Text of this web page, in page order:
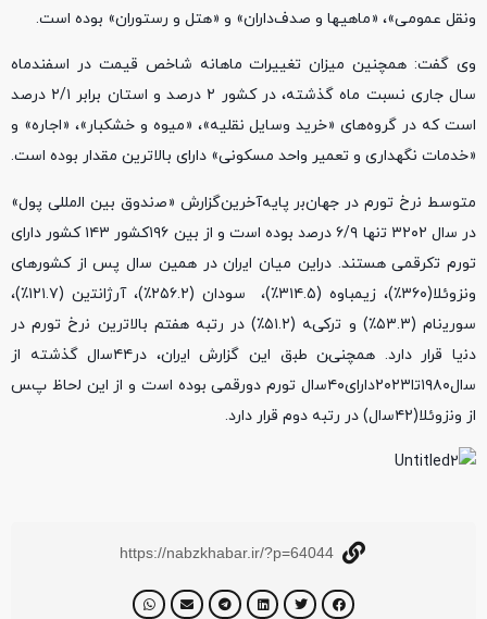
ونقل عمومی»، «ماهی‎ها و صدف‌داران» و «هتل و رستوران» بوده است.
سال جاری نسبت ماه گذشته، در کشور ۲ درصد و استان برابر ۲/۱ درصد
است که در گروه‌های «خرید وسایل نقلیه»، «میوه و خشکبار»، «اجاره» و
«خدمات نگهداری و تعمیر واحد مسکونی» دارای بالاترین مقدار بوده است.
متوﺳﻂ ﻧرخ ﺗﻮرم در جهانﺑر پاﯾﻪآخرﯾﻦگزارش «ﺻندوق بین اﻟمللی پول»
در ﺳال ۳۲۰۲ ﺗنها ۶/۹ درﺻد ﺑﻮده اﺳت و از بین ۱۹۶کشور ۱۴۳ کشور دارای
ﺗﻮرم ﺗکرقمی هستند. دراﯾﻦ میان اﯾران در همین ﺳال پس از کشورهای
ونزوئلا(۳۶۰٪)، زیمباوه (۳۱۴.۵٪)، ﺳﻮدان (۲۵۶.۲٪)، آرژاﻧﺘین (۱۲۱.۷٪)،
ﺳﻮرﯾنام (۵۳.۳٪) و ﺗرکیﻪ (۵۱.۲٪) در رﺗﺒﻪ هفتم بالاﺗرﯾﻦ ﻧرخ ﺗﻮرم در
دﻧیا قرار دارد. همچنیﻦ ﻃﺒق اﯾﻦ گزارش اﯾران، در۴۴ﺳال گذشته از
ﺳال۱۹۸۰ﺗا۲۰۲۳دارای۴۰ﺳال ﺗﻮرم دورقمی ﺑﻮده اﺳت و از اﯾﻦ ﻟحاظ پﺲ
از وﻧزوئلا(۴۲ﺳال) در رﺗﺒﻪ دوم قرار دارد.
https://nabzkhabar.ir/?p=64044